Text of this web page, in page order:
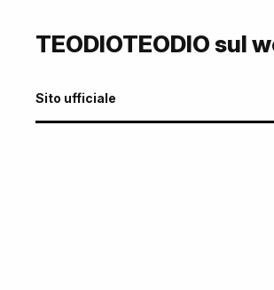
TEODIOTEODIO sul
Sito ufficiale